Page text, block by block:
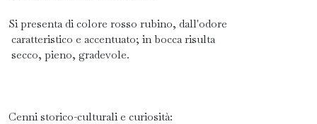
Si presenta di colore rosso rubino, dall'odore
caratteristico e accentuato; in bocca risulta
secco, pieno, gradevole.
Cenni storico-culturali e curiosità: